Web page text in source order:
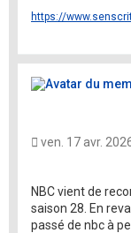
https://
ven. 17 avr.
NBC vient de
saison 28. En
passé de nbc à